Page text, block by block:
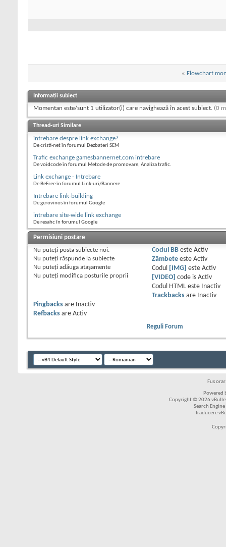
« Flowchart
Informații subiect
Momentan este/sunt 1 utilizator(i) care navighează în acest subiect. (0
Thread-uri Similare
intrebare despre link exchange?
De cristi-net în forumul Dezbateri SEM
Trafic exchange gamesbannernet.com intrebare
De voidcode în forumul Metode de promovare, Analiza trafic.
Link exchange - Intrebare
De BeFree în forumul Link-uri/Bannere
Intrebare link-building
De gerovinos în forumul Google
intrebare site-wide link exchange
De resahc în forumul Google
Permisiuni postare
Nu puteţi posta subiecte noi.
Nu puteţi răspunde la subiecte
Nu puteţi adăuga ataşamente
Nu puteţi modifica posturile proprii
Codul BBeste Activ
Zâmbeteeste Activ
Codul
[IMG] este Activ
[VIDEO] code is Activ
Codul HTML este
Inactiv
Trackbacksare
Inactiv
Pingbacks are
Inactiv
Refbacks are Activ
Reguli Forum
Fus
Powered
Copyright © 2026
Search
Traducere